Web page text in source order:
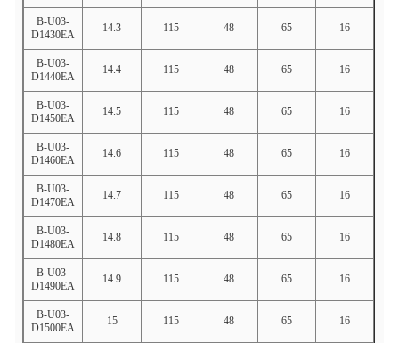
B-U03-
D1430EA
14.3 115 48 65 16
B-U03-
D1440EA
14.4 115 48 65 16
B-U03-
D1450EA
14.5 115 48 65 16
B-U03-
D1460EA
14.6 115 48 65 16
B-U03-
D1470EA
14.7 115 48 65 16
B-U03-
D1480EA
14.8 115 48 65 16
B-U03-
D1490EA
14.9 115 48 65 16
B-U03-
D1500EA
15 115 48 65 16